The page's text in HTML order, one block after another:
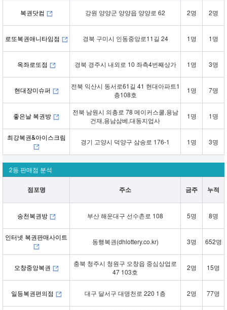
복권닷컴 강원 양양군 양양읍 양양로 62 2명 2명
로또복권애니타임점 경북 구미시 인동중앙로11길 24 1명 1명
옥좌로또점 경북 경주시 내외로 10 좌측4번째상가 1명 3명
현대장미슈퍼
전북 익산시 동서로61길 41 현대아파트1
층108호
1명 7명
좋은날 복권방
전북 남원시 의총로 78 메이커스쿨,용남
건재,용남삼베,대동지업사
1명 1명
최강복권&아이스크림
경기 고양시 덕양구 삼송로 176-1 1명 3명
2등 판매점 분석
점포명 주소 금주 누적
송천복권방 부산 해운대구 선수촌로 108 5명 8명
인터넷 복권판매사이트
동행복권(dhlottery.co.kr) 3명 652명
오창중앙복권
충북 청주시 청원구 오창읍 중심상업로
47 103호
2명 15명
일등복권편의점 대구 달서구 대명천로 220 1층 2명 77명